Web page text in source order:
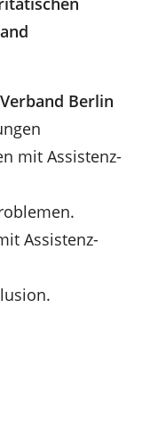
Berlin
mit Assistenz-
Assistenz-